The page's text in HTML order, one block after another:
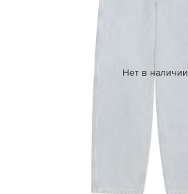
Нет в наличии